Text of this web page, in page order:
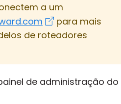
a um
para mais
de roteadores
de administração do